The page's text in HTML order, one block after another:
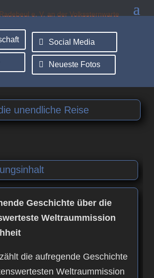
Social Media
Neueste Fotos
unendliche Reise
Geschichte über die
Weltraummission
die aufregende Geschichte
Weltraummission